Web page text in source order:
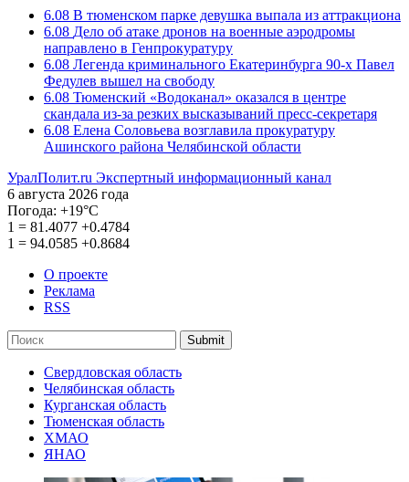
6.08 В тюменском парке девушка выпала из аттракциона
6.08 Дело об атаке дронов на военные аэродромы
направлено в Генпрокуратуру
6.08 Легенда криминального Екатеринбурга 90-х Павел
Федулев вышел на свободу
6.08 Тюменский «Водоканал» оказался в центре
скандала из-за резких высказываний пресс-секретаря
6.08 Елена Соловьева возглавила прокуратуру
Ашинского района Челябинской области
УралПолит.ru Экспертный информационный канал
6 августа 2026 года
Погода: +19°С
1 = 81.4077 +0.4784
1 = 94.0585 +0.8684
О проекте
Реклама
RSS
Submit
Свердловская область
Челябинская область
Курганская область
Тюменская область
ХМАО
ЯНАО